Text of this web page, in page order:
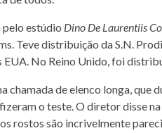
estúdio Dino De Laurentiis
Teve distribuição da S.N.
EUA. No Reino Unido, foi
chamada de elenco longa, que
o teste. O diretor disse
rostos são incrivelmente